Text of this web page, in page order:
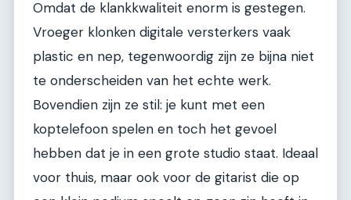
Omdat de klankkwaliteit enorm is gestegen.
Vroeger klonken digitale versterkers vaak
plastic en nep, tegenwoordig zijn ze bijna niet
te onderscheiden van het echte werk.
Bovendien zijn ze stil: je kunt met een
koptelefoon spelen en toch het gevoel
hebben dat je in een grote studio staat. Ideaal
voor thuis, maar ook voor de gitarist die op